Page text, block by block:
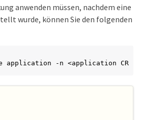
anwenden müssen, nachdem eine
wurde, können Sie den folgenden
application -n <application CR